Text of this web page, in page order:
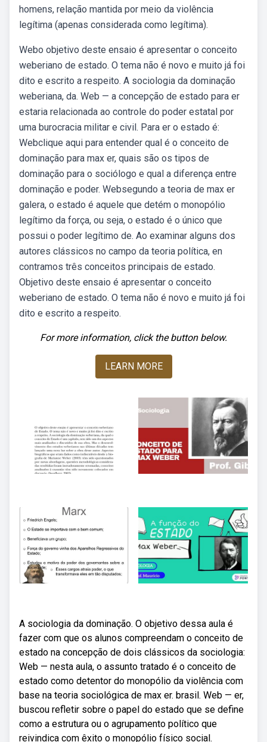
homens, relação mantida por meio da violência
legítima (apenas considerada como legítima).
Webo objetivo deste ensaio é apresentar o conceito
weberiano de estado. O tema não é novo e muito já foi
dito e escrito a respeito. A sociologia da dominação
weberiana, da. Web — a concepção de estado para er
estaria relacionada ao controle do poder estatal por
uma burocracia militar e civil. Para er o estado é:
Webclique aqui para entender qual é o conceito de
dominação para max er, quais são os tipos de
dominação para o sociólogo e qual a diferença entre
dominação e poder. Websegundo a teoria de max er
galera, o estado é aquele que detém o monopólio
legítimo da força, ou seja, o estado é o único que
possui o poder legítimo de. Ao examinar alguns dos
autores clássicos no campo da teoria política, en
contramos três conceitos principais de estado.
Objetivo deste ensaio é apresentar o conceito
weberiano de estado. O tema não é novo e muito já foi
dito e escrito a respeito.
For more information, click the button below.
LEARN MORE
A sociologia da dominação. O objetivo dessa aula é
fazer com que os alunos compreendam o conceito de
estado na concepção de dois clássicos da sociologia:
Web — nesta aula, o assunto tratado é o conceito de
estado como detentor do monopólio da violência com
base na teoria sociológica de max er. brasil. Web — er,
buscou refletir sobre o papel do estado que se define
como a estrutura ou o agrupamento político que
reivindica com êxito o monopólio físico social.